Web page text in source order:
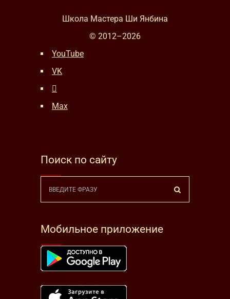
Школа Мастера Ши Янбина
© 2012–2026
YouTube
VK
Max
Поиск по сайту
Мобильное приложение